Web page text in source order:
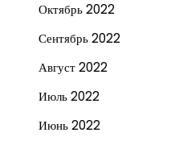
Октябрь 2022
Сентябрь 2022
Август 2022
Июль 2022
Июнь 2022